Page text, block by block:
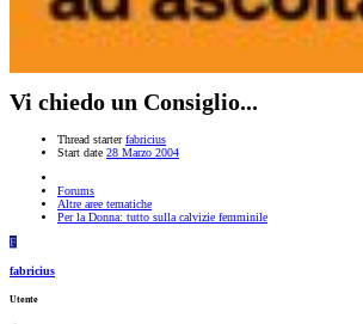
Vi chiedo un Consiglio...
Thread starter fabricius
Start date 28 Marzo 2004
Forums
Altre aree tematiche
Per la Donna: tutto sulla calvizie femminile
F
fabricius
Utente